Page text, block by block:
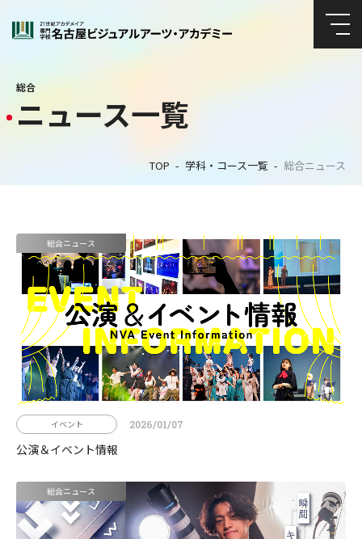
総合
ニュース一覧
TOP 学科・コース一覧 総合ニュース
総合ニュース
イベント 2026/01/07
公演＆イベント情報
総合ニュース